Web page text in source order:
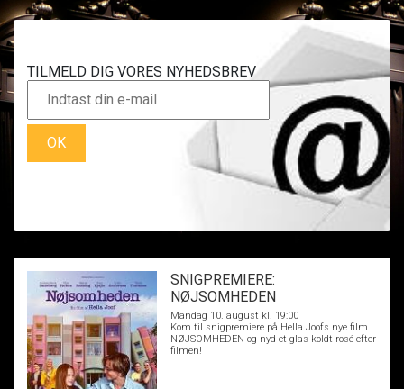
TILMELD DIG VORES NYHEDSBREV
OK
SNIGPREMIERE:
NØJSOMHEDEN
Mandag 10. august kl. 19:00
Kom til snigpremiere på Hella Joofs nye film
NØJSOMHEDEN og nyd et glas koldt rosé efter
filmen!